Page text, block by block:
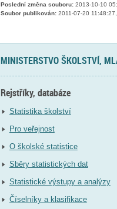
Poslední změna souboru:2013-10-10
Soubor publikován:2011-07-20
MINISTERSTVO ŠKOLSTVÍ,
Rejstříky, databáze
Statistika školství
Pro veřejnost
O školské statistice
Sběry statistických dat
Statistické výstupy a analýzy
Číselníky a klasifikace